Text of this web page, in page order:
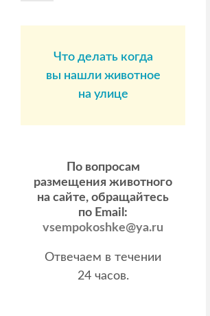
Что делать когда
вы нашли животное
на улице
По вопросам
размещения животного
на сайте, обращайтесь
по Email:
vsempokoshke@ya.ru
Отвечаем в течении
24 часов.